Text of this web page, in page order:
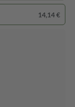
14,14 €